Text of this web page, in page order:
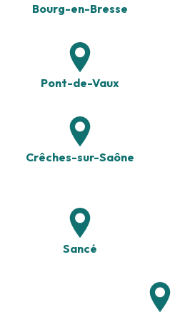
Bourg-en-Bresse
Pont-de-Vaux
Crêches-sur-Saône
Sancé